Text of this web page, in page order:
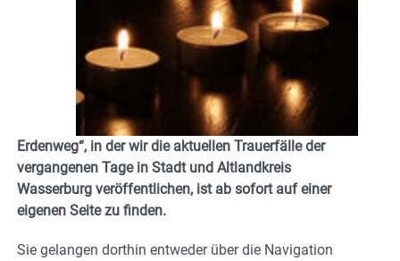
Erdenweg“, in der wir die aktuellen Trauerfälle der
vergangenen Tage in Stadt und Altlandkreis
Wasserburg veröffentlichen, ist ab sofort auf einer
eigenen Seite zu finden.
Sie gelangen dorthin entweder über die Navigation